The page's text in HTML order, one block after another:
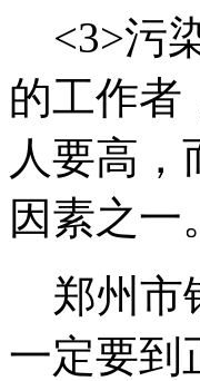
<3>污
的工作者
人要高
因素之一
郑州市
一定要到